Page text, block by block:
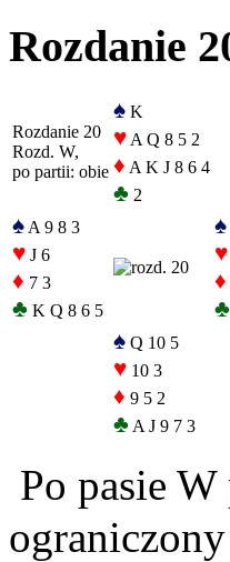
Rozdanie
Rozdanie 20
Rozd. W,
po partii: obie
♠ K
♥ A Q 8 5 2
♦ A K J 8 6 4
♣ 2
♠ A 9 8 3
♥ J 6
♦ 7 3
♣ K Q 8 6 5
♠
♥
♦
♣
♠ Q 10 5
♥ 10 3
♦ 9 5 2
♣ A J 9 7 3
Po pasie